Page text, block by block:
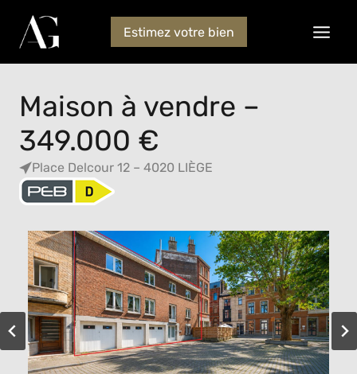
Estimez votre bien
Maison à vendre –
349.000 €
Place Delcour 12 – 4020 LIÈGE